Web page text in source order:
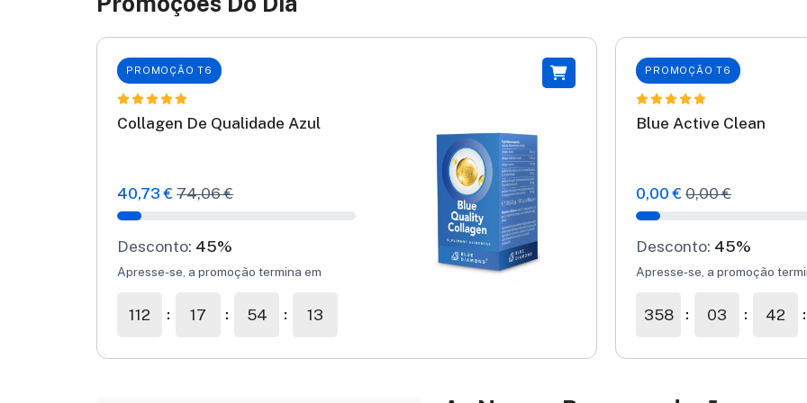
PROMOÇÃO T6
Collagen De Qualidade Azul
40,73 €74,06 €
Desconto: 45%
Apresse-se, a promoção termina em
112 17 54 12
PROMOÇÃO T6
Blue Active Clean
0,00 €0,00 €
Desconto: 45%
Apresse-se, a promoção
358 03 42